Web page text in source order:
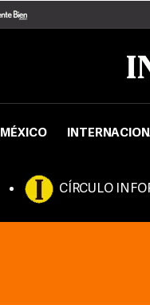
MÉXICO
CÍRCULO